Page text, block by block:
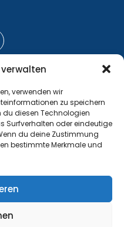
verwenden wir
zu speichern
diesen Technologien
Surfverhalten oder eindeutige
du deine Zustimmung
bestimmte Merkmale und
17
477267